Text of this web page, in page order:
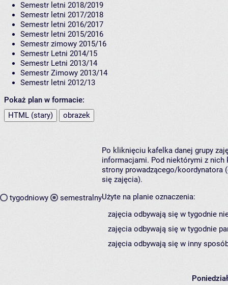
Semestr letni 2018/2019
Semestr letni 2017/2018
Semestr letni 2016/2017
Semestr letni 2015/2016
Semestr zimowy 2015/16
Semestr Letni 2014/15
Semestr Letni 2013/14
Semestr Zimowy 2013/14
Semestr letni 2012/13
Pokaż plan w formacie:
HTML (stary)
obrazek
tygodniowy semestralny
Po kliknięciu kafelka danej grupy
informacjami. Pod niektórymi z nich
strony prowadzącego/koordynatora
się zajęcia).
Użyte na planie oznaczenia:
zajęcia odbywają się w tygodnie
zajęcia odbywają się w tygodnie
zajęcia odbywają się w inny